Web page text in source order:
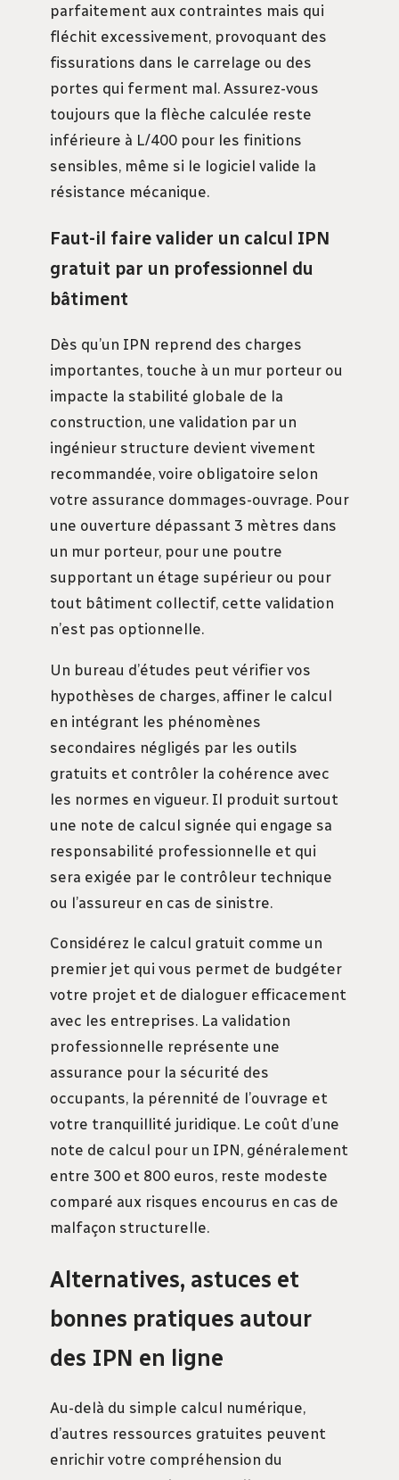
parfaitement aux contraintes mais qui
fléchit excessivement, provoquant des
fissurations dans le carrelage ou des
portes qui ferment mal. Assurez-vous
toujours que la flèche calculée reste
inférieure à L/400 pour les finitions
sensibles, même si le logiciel valide la
résistance mécanique.
Faut-il faire valider un calcul IPN
gratuit par un professionnel du
bâtiment
Dès qu’un IPN reprend des charges
importantes, touche à un mur porteur ou
impacte la stabilité globale de la
construction, une validation par un
ingénieur structure devient vivement
recommandée, voire obligatoire selon
votre assurance dommages-ouvrage. Pour
une ouverture dépassant 3 mètres dans
un mur porteur, pour une poutre
supportant un étage supérieur ou pour
tout bâtiment collectif, cette validation
n’est pas optionnelle.
Un bureau d’études peut vérifier vos
hypothèses de charges, affiner le calcul
en intégrant les phénomènes
secondaires négligés par les outils
gratuits et contrôler la cohérence avec
les normes en vigueur. Il produit surtout
une note de calcul signée qui engage sa
responsabilité professionnelle et qui
sera exigée par le contrôleur technique
ou l’assureur en cas de sinistre.
Considérez le calcul gratuit comme un
premier jet qui vous permet de budgéter
votre projet et de dialoguer efficacement
avec les entreprises. La validation
professionnelle représente une
assurance pour la sécurité des
occupants, la pérennité de l’ouvrage et
votre tranquillité juridique. Le coût d’une
note de calcul pour un IPN, généralement
entre 300 et 800 euros, reste modeste
comparé aux risques encourus en cas de
malfaçon structurelle.
Alternatives, astuces et
bonnes pratiques autour
des IPN en ligne
Au-delà du simple calcul numérique,
d’autres ressources gratuites peuvent
enrichir votre compréhension du